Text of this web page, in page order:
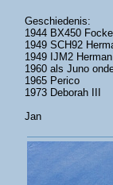
Geschiedenis:
1944 BX450
1949 SCH92
1949 IJM2
1960 als Juno
1965 Perico
1973 Deborah III
Jan